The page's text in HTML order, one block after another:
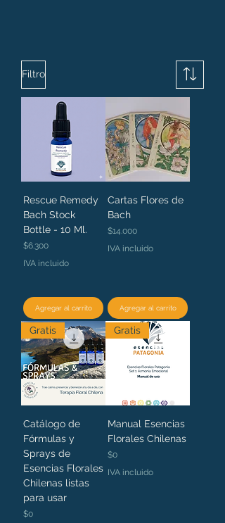
Filtro
Rescue Remedy
Bach Stock
Bottle - 10 Ml.
Precio
$6.300
IVA incluido
Agregar al carrito
Cartas Flores de
Bach
Precio
$14.000
IVA incluido
Agregar al carrito
Gratis
Catálogo de
Fórmulas y
Sprays de
Esencias Florales
Chilenas listas
para usar
Precio
$0
Gratis
Manual Esencias
Florales Chilenas
Precio
$0
IVA incluido